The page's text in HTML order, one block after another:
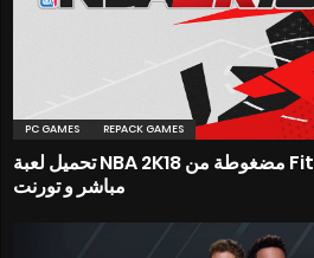
PC GAMES REPACK GAMES
تحميل لعبة NBA 2K18 مضغوطة من FitGirl Repack برابط
مباشر و تورنت